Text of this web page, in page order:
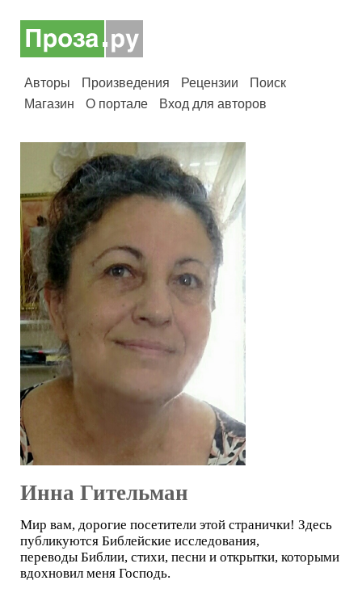
Авторы Произведения Рецензии
Поиск
Магазин
О портале Вход для авторов
Инна Гительман
Мир вам, дорогие посетители этой странички! Здесь
публикуются Библейские исследования,
переводы Библии, стихи, песни и открытки, которыми
вдохновил меня Господь.